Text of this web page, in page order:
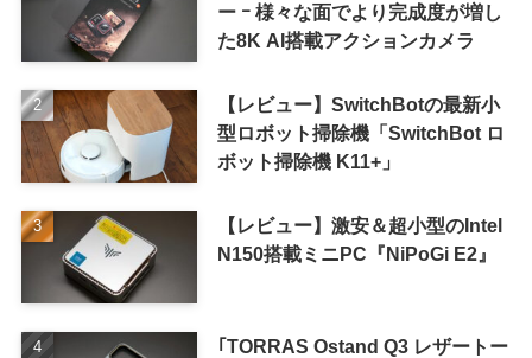
ー ｰ 様々な面でより完成度が増し
た8K AI搭載アクションカメラ
【レビュー】SwitchBotの最新小
型ロボット掃除機「SwitchBot ロ
ボット掃除機 K11+」
【レビュー】激安＆超小型のIntel
N150搭載ミニPC『NiPoGi E2』
｢TORRAS Ostand Q3 レザートー